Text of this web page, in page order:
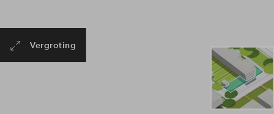
Vergroting